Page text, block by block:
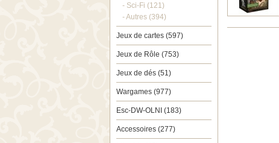
- Sci-Fi (121)
- Autres (394)
Jeux de cartes (597)
Jeux de Rôle (753)
Jeux de dés (51)
Wargames (977)
Esc-DW-OLNI (183)
Accessoires (277)